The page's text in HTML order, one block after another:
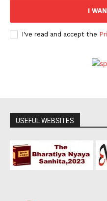
I
I've read and accept the
USEFUL WEBSITES